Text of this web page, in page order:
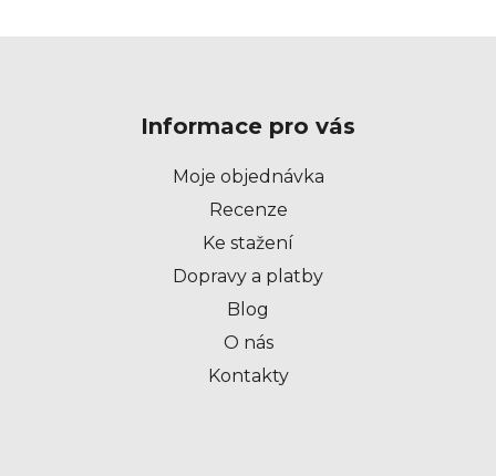
Informace pro vás
Moje objednávka
Recenze
Ke stažení
Dopravy a platby
Blog
O nás
Kontakty